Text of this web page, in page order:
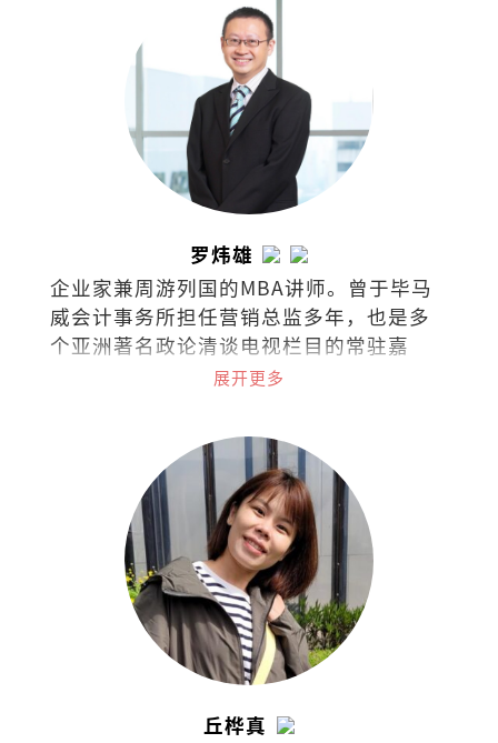
罗炜雄
企业家兼周游列国的MBA讲师。曾于毕马
威会计事务所担任营销总监多年，也是多
个亚洲著名政论清谈电视栏目的常驻嘉
宾，常探讨经济、商业、政治热门课题与
展开更多
丘桦真